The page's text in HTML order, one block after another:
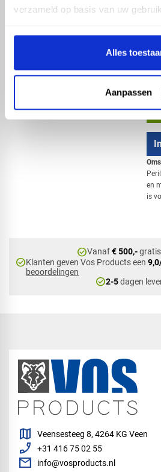
verzameld op basis van uw
Alles
Aanpassen
en
is
check_circleVanaf€ 500,-gratis
check_circleKlanten geven Vos Products een
beoordelingen
check_circle2-5dagen
map Veensesteeg 8, 4264 KG Veen
phone_enabled +31 416 75 02 55
mail info@vosproducts.nl